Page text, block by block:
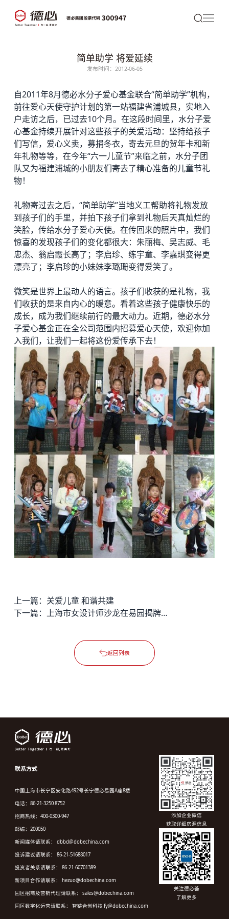
简单助学 将爱延续
发布时间：2012-06-05
自2011年8月德必水分子爱心基金联合“简单助学”机构，
前往爱心天使守护计划的第一站福建省浦城县，实地入
户走访之后，已过去10个月。在这段时间里，水分子爱
心基金持续开展针对这些孩子的关爱活动：坚持给孩子
们写信，爱心义卖，募捐冬衣，寄去元旦的贺年卡和新
年礼物等等，在今年“六一儿童节”来临之前，水分子团
队又为福建浦城的小朋友们寄去了精心准备的儿童节礼
物！
礼物寄过去之后，“简单助学”当地义工帮助将礼物发放
到孩子们的手里，并拍下孩子们拿到礼物后天真灿烂的
笑脸，传给水分子爱心天使。在传回来的照片中，我们
惊喜的发现孩子们的变化都很大：朱丽梅、吴志威、毛
忠杰、翁启霞长高了；李启珍、练宇童、李嘉琪变得更
漂亮了；李启珍的小妹妹李璐珊变得爱笑了。
微笑是世界上最动人的语言。孩子们收获的是礼物，我
们收获的是来自内心的暖意。看着这些孩子健康快乐的
成长，成为我们继续前行的最大动力。近期，德必水分
子爱心基金正在全公司范围内招募爱心天使，欢迎你加
入我们，让我们一起将这份爱传承下去！
上一篇： 关爱儿童 和谐共建
下一篇：
上海市女设计师沙龙在易园揭牌成立
返回列表
联系方式
中国上海市长宁区安化路492号长宁德必易园A座8楼
电话：86-21-3250 8752
招商热线：400-0300-947
邮编：200050
新闻媒体请联系： dbbd@dobechina.com
投诉建议请联系： 86-21-51688017
投资者关系请联系： 86-21-60701389
新项目合作请联系： hezuo@dobechina.com
园区招商及营销代理请联系： sales@dobechina.com
园区数字化运营请联系： 智链合创科技 fy@dobechina.com
添加企业微信
获取详细房源信息
关注德必荟
了解更多